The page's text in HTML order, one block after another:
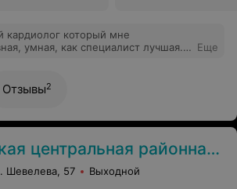
кардиолог который мне
умная, как специалист лучшая.
Еще
Отзывы2
центральная районная больница
Шевелева, 57 Выходной